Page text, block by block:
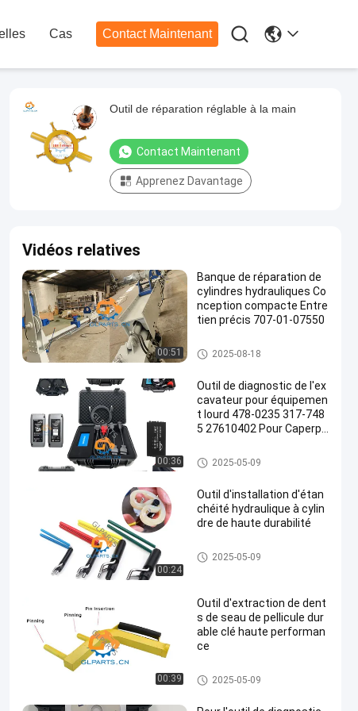
Cas Contact Maintenant 
Outil de réparation réglable à la main
Contact Maintenant
Apprenez Davantage
Vidéos relatives
00:51
Banque de réparation de
cylindres hydrauliques Co
nception compacte Entre
tien précis 707-01-07550
Outils pour les excavatrices
2025-08-18
00:36
Outil de diagnostic de l'ex
cavateur pour équipemen
t lourd 478-0235 317-748
5 27610402 Pour Caperpill
Outils pour les excavatrices
2025-05-09
00:24
Outil d'installation d'étan
chéité hydraulique à cylin
dre de haute durabilité
Outils pour les excavatrices
2025-05-09
00:39
Outil d'extraction de dent
s de seau de pellicule dur
able clé haute performan
ce
Outils pour les excavatrices
2025-05-09